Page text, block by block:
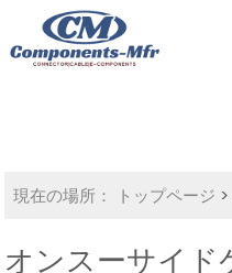
現在の場所： トップページ
オンスーサイド